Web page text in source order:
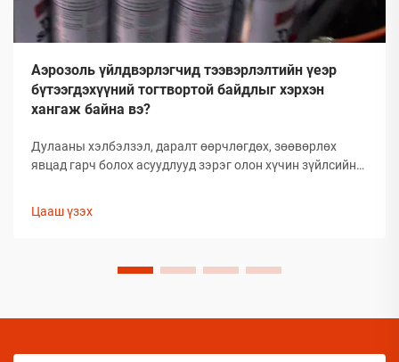
Аэрозоль үйлдвэрлэгчид тээвэрлэлтийн үеэр
бүтээгдэхүүний тогтвортой байдлыг хэрхэн
хангаж байна вэ?
Дулааны хэлбэлзэл, даралт өөрчлөгдөх, зөөвөрлөх
явцад гарч болох асуудлууд зэрэг олон хүчин зүйлсийн
байдлыг хадгалахад тооless дундаа сорилтуудтай
арга хэмжээ авах шаардлагатай.
Цааш үзэх